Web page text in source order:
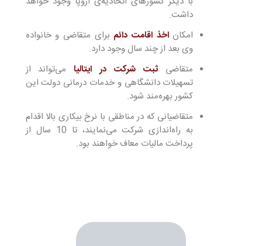
داشت.
امکاناخذ اقامت دائم برای متقاضی و خانواده
وی بعد از چند سال وجود دارد.
متقاضی ثبت شرکت در ایتالیامی‌تواند از
تسهیلات دانشگاهی و خدمات درمانی دولت این
کشور بهره‌مند شود.
متقاضیانی که در مناطقی با نرخ بیکاری بالا اقدام
به راه‌اندازی شرکت می‌نمایند، تا 10 سال از
پرداخت مالیات معاف خواهند بود.